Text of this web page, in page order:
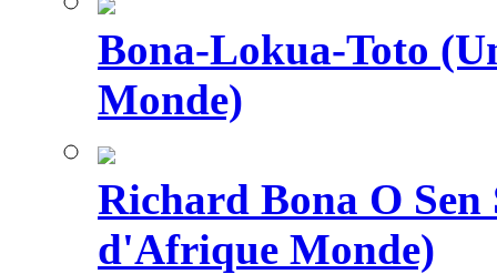
Bona-Lokua-Toto
Monde)
Richard Bona O Sen
d'Afrique Monde)